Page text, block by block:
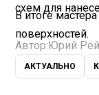
схем для
В итоге
поверхностей.
Автор:Юрий
АКТУАЛЬНО